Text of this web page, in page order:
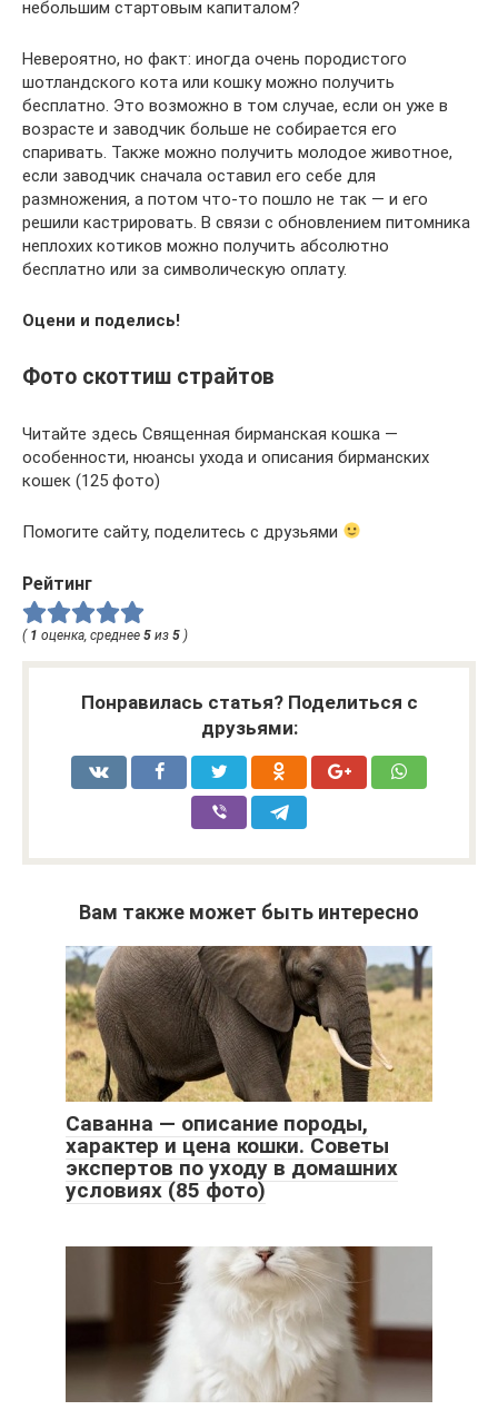
небольшим стартовым капиталом?
Невероятно, но факт: иногда очень породистого
шотландского кота или кошку можно получить
бесплатно. Это возможно в том случае, если он уже в
возрасте и заводчик больше не собирается его
спаривать. Также можно получить молодое животное,
если заводчик сначала оставил его себе для
размножения, а потом что-то пошло не так — и его
решили кастрировать. В связи с обновлением питомника
неплохих котиков можно получить абсолютно
бесплатно или за символическую оплату.
Оцени и поделись!
Фото скоттиш страйтов
Читайте здесь Священная бирманская кошка —
особенности, нюансы ухода и описания бирманских
кошек (125 фото)
Помогите сайту, поделитесь с друзьями
Рейтинг
( 1 оценка, среднее 5 из 5 )
Понравилась статья? Поделиться с
друзьями:
Вам также может быть интересно
Саванна — описание породы,
характер и цена кошки. Советы
экспертов по уходу в домашних
условиях (85 фото)